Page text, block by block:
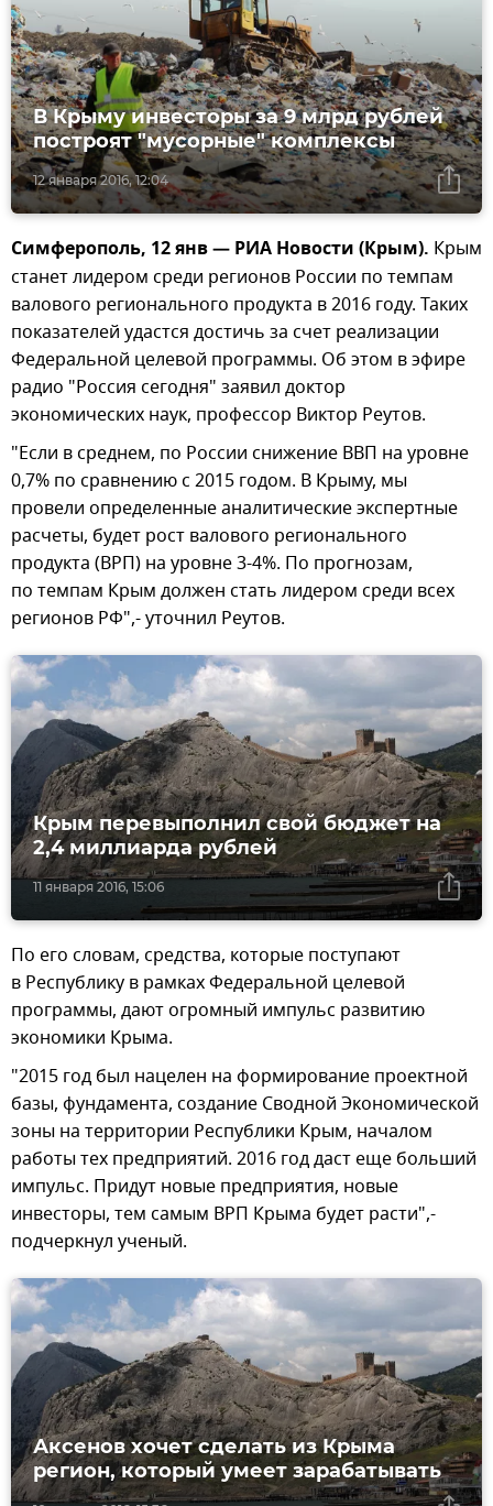
12 января 2016, 12:04
В Крыму инвесторы за 9 млрд рублей
построят "мусорные" комплексы
Симферополь, 12 янв — РИА Новости (Крым). Крым
станет лидером среди регионов России по темпам
валового регионального продукта в 2016 году. Таких
показателей удастся достичь за счет реализации
Федеральной целевой программы. Об этом в эфире
радио "Россия сегодня" заявил доктор
экономических наук, профессор Виктор Реутов.
"Если в среднем, по России снижение ВВП на уровне
0,7% по сравнению с 2015 годом. В Крыму, мы
провели определенные аналитические экспертные
расчеты, будет рост валового регионального
продукта (ВРП) на уровне 3-4%. По прогнозам,
по темпам Крым должен стать лидером среди всех
регионов РФ",- уточнил Реутов.
11 января 2016, 15:06
Крым перевыполнил свой бюджет на
2,4 миллиарда рублей
По его словам, средства, которые поступают
в Республику в рамках Федеральной целевой
программы, дают огромный импульс развитию
экономики Крыма.
"2015 год был нацелен на формирование проектной
базы, фундамента, создание Сводной Экономической
зоны на территории Республики Крым, началом
работы тех предприятий. 2016 год даст еще больший
импульс. Придут новые предприятия, новые
инвесторы, тем самым ВРП Крыма будет расти",-
подчеркнул ученый.
Аксенов хочет сделать из Крыма
регион, который умеет зарабатывать